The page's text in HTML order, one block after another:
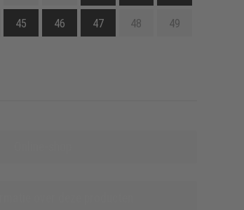
45 46 47 48 49